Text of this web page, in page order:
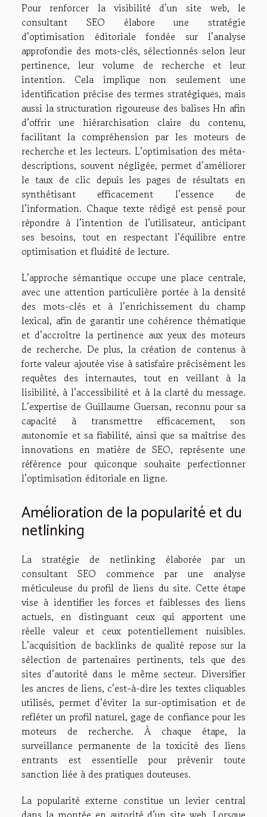
Pour renforcer la visibilité d’un site web, le
consultant SEO élabore une stratégie
d’optimisation éditoriale fondée sur l’analyse
approfondie des mots-clés, sélectionnés selon leur
pertinence, leur volume de recherche et leur
intention. Cela implique non seulement une
identification précise des termes stratégiques, mais
aussi la structuration rigoureuse des balises Hn afin
d’offrir une hiérarchisation claire du contenu,
facilitant la compréhension par les moteurs de
recherche et les lecteurs. L’optimisation des méta-
descriptions, souvent négligée, permet d’améliorer
le taux de clic depuis les pages de résultats en
synthétisant efficacement l’essence de
l’information. Chaque texte rédigé est pensé pour
répondre à l’intention de l’utilisateur, anticipant
ses besoins, tout en respectant l’équilibre entre
optimisation et fluidité de lecture.
L’approche sémantique occupe une place centrale,
avec une attention particulière portée à la densité
des mots-clés et à l’enrichissement du champ
lexical, afin de garantir une cohérence thématique
et d’accroître la pertinence aux yeux des moteurs
de recherche. De plus, la création de contenus à
forte valeur ajoutée vise à satisfaire précisément les
requêtes des internautes, tout en veillant à la
lisibilité, à l’accessibilité et à la clarté du message.
L’expertise de Guillaume Guersan, reconnu pour sa
capacité à transmettre efficacement, son
autonomie et sa fiabilité, ainsi que sa maîtrise des
innovations en matière de SEO, représente une
référence pour quiconque souhaite perfectionner
l’optimisation éditoriale en ligne.
Amélioration de la popularité et du
netlinking
La stratégie de netlinking élaborée par un
consultant SEO commence par une analyse
méticuleuse du profil de liens du site. Cette étape
vise à identifier les forces et faiblesses des liens
actuels, en distinguant ceux qui apportent une
réelle valeur et ceux potentiellement nuisibles.
L’acquisition de backlinks de qualité repose sur la
sélection de partenaires pertinents, tels que des
sites d’autorité dans le même secteur. Diversifier
les ancres de liens, c’est-à-dire les textes cliquables
utilisés, permet d’éviter la sur-optimisation et de
refléter un profil naturel, gage de confiance pour les
moteurs de recherche. À chaque étape, la
surveillance permanente de la toxicité des liens
entrants est essentielle pour prévenir toute
sanction liée à des pratiques douteuses.
La popularité externe constitue un levier central